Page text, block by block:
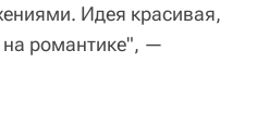
Идея красивая,
на романтике", —